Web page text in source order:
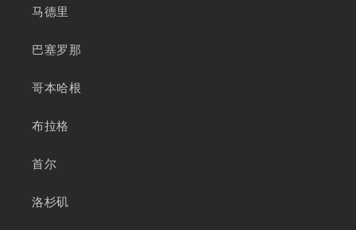
马德里
巴塞罗那
哥本哈根
布拉格
首尔
洛杉矶